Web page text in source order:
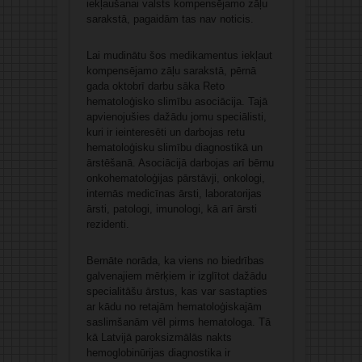
iekļaušanai valsts kompensējamo zāļu
sarakstā, pagaidām tas nav noticis.
Lai mudinātu šos medikamentus iekļaut
kompensējamo zāļu sarakstā, pērnā
gada oktobrī darbu sāka Reto
hematoloģisko slimību asociācija. Tajā
apvienojušies dažādu jomu speciālisti,
kuri ir ieinteresēti un darbojas retu
hematoloģisku slimību diagnostikā un
ārstēšanā. Asociācijā darbojas arī bērnu
onkohematoloģijas pārstāvji, onkologi,
internās medicīnas ārsti, laboratorijas
ārsti, patologi, imunologi, kā arī ārsti
rezidenti.
Bernāte norāda, ka viens no biedrības
galvenajiem mērķiem ir izglītot dažādu
specialitāšu ārstus, kas var sastapties
ar kādu no retajām hematoloģiskajām
saslimšanām vēl pirms hematologa. Tā
kā Latvijā paroksizmālās nakts
hemoglobinūrijas diagnostika ir